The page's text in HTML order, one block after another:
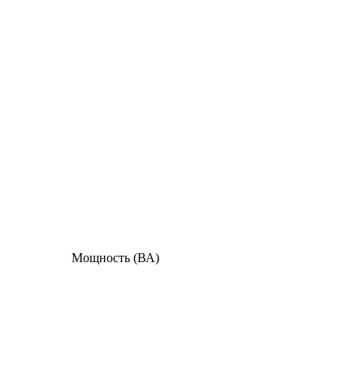
Мощность (ВА)